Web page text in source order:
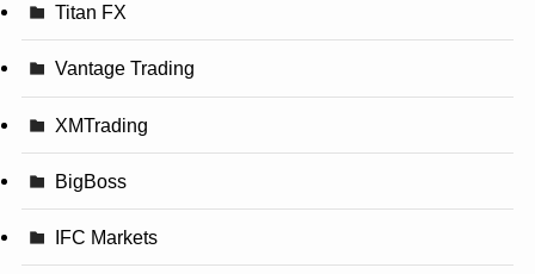
Titan FX
Vantage Trading
XMTrading
BigBoss
IFC Markets